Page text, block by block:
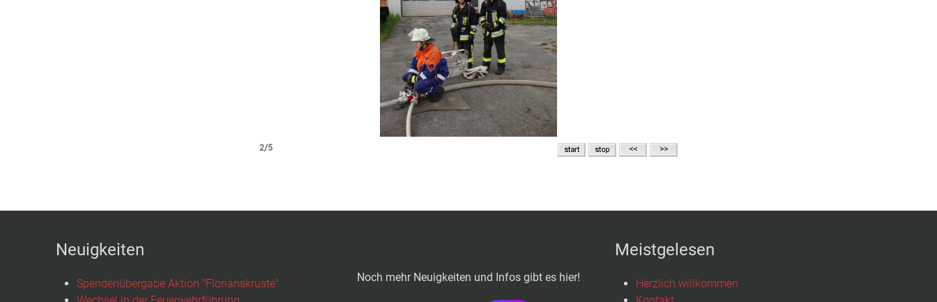
2/5
Neuigkeiten
Spendenübergabe Aktion "Florianskruste"
Noch mehr Neuigkeiten und Infos gibt es hier!
Meistgelesen
Herzlich willkommen